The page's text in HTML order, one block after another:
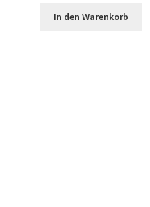
In den Warenkorb